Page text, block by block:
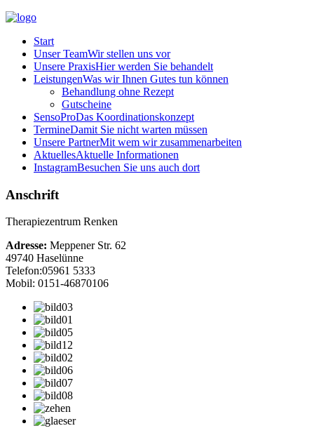
Start
Unser TeamWir stellen uns vor
Unsere PraxisHier werden Sie behandelt
LeistungenWas wir Ihnen Gutes tun können
Behandlung ohne Rezept
Gutscheine
SensoProDas Koordinationskonzept
TermineDamit Sie nicht warten müssen
Unsere PartnerMit wem wir zusammenarbeiten
AktuellesAktuelle Informationen
InstagramBesuchen Sie uns auch dort
Anschrift
Therapiezentrum Renken
Adresse: Meppener Str. 62
49740 Haselünne
Telefon:05961 5333
Mobil: 0151-46870106